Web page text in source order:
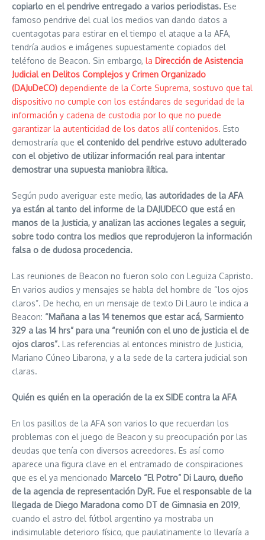
copiarlo en el pendrive entregado a varios periodistas. Ese
famoso pendrive del cual los medios van dando datos a
cuentagotas para estirar en el tiempo el ataque a la AFA,
tendría audios e imágenes supuestamente copiados del
teléfono de Beacon. Sin embargo, la Dirección de Asistencia
Judicial en Delitos Complejos y Crimen Organizado
(DAJuDeCO) dependiente de la Corte Suprema, sostuvo que tal
dispositivo no cumple con los estándares de seguridad de la
información y cadena de custodia por lo que no puede
garantizar la autenticidad de los datos allí contenidos. Esto
demostraría que el contenido del pendrive estuvo adulterado
con el objetivo de utilizar información real para intentar
demostrar una supuesta maniobra ilítica.
Según pudo averiguar este medio, las autoridades de la AFA
ya están al tanto del informe de la DAJUDECO que está en
manos de la Justicia, y analizan las acciones legales a seguir,
sobre todo contra los medios que reprodujeron la información
falsa o de dudosa procedencia.
Las reuniones de Beacon no fueron solo con Leguiza Capristo.
En varios audios y mensajes se habla del hombre de “los ojos
claros”. De hecho, en un mensaje de texto Di Lauro le indica a
Beacon: “Mañana a las 14 tenemos que estar acá, Sarmiento
329 a las 14 hrs” para una “reunión con el uno de justicia el de
ojos claros”. Las referencias al entonces ministro de Justicia,
Mariano Cúneo Libarona, y a la sede de la cartera judicial son
claras.
Quién es quién en la operación de la ex SIDE contra la AFA
En los pasillos de la AFA son varios lo que recuerdan los
problemas con el juego de Beacon y su preocupación por las
deudas que tenía con diversos acreedores. Es así como
aparece una figura clave en el entramado de conspiraciones
que es el ya mencionado Marcelo “El Potro” Di Lauro, dueño
de la agencia de representación DyR. Fue el responsable de la
llegada de Diego Maradona como DT de Gimnasia en 2019,
cuando el astro del fútbol argentino ya mostraba un
indisimulable deterioro físico, que paulatinamente lo llevaría a